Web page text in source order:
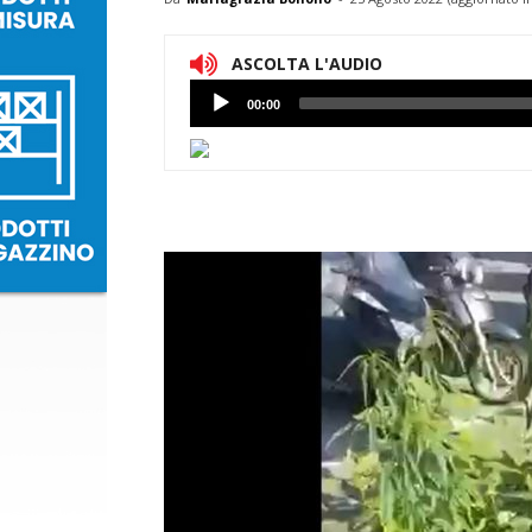
ASCOLTA L'AUDIO
Lettore
Audio
00:00